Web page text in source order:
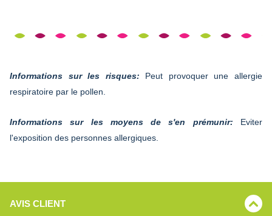
Informations sur les risques: Peut provoquer une allergie
respiratoire par le pollen.
Informations sur les moyens de s'en prémunir: Eviter
l'exposition des personnes allergiques.
AVIS CLIENT